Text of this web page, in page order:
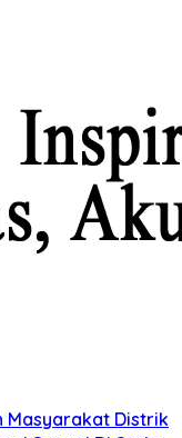
Masyarakat Distrik